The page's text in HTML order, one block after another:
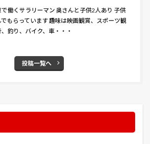
働くサラリーマン 奥さんと子供2人あり 子供
もらっています 趣味は映画観賞、スポーツ観
釣り、バイク、車・・・
投稿一覧へ